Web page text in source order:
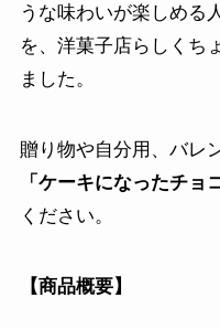
うな味わいが楽しめる
を、洋菓子店らしくち
ました。
贈り物や自分用、バレ
「ケーキになったチョ
ください。
【商品概要】